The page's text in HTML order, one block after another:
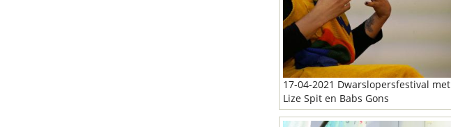
17-04-2021 Dwarslopersfestival met
Lize Spit en Babs Gons